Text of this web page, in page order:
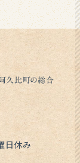
阿久比町の総合
日休み